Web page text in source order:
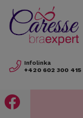
Infolinka
+420 602 300 415